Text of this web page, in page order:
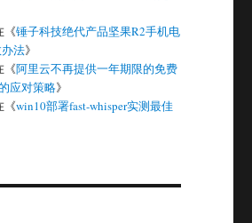
《锤子科技绝代产品坚果R2手机电
法》
《阿里云不再提供一年期限的免费
应对策略》
《win10部署fast-whisper实测最佳